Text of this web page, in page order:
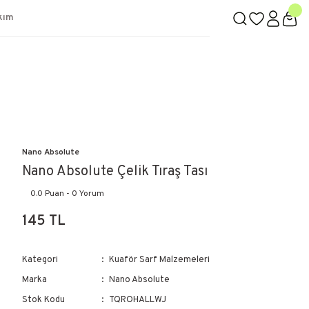
Nano Absolute
Nano Absolute Çelik Tıraş Tası
0.0 Puan - 0 Yorum
145 TL
Kategori
Kuaför Sarf Malzemeleri
Marka
Nano Absolute
Stok Kodu
TQROHALLWJ